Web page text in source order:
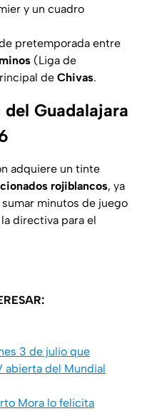
y un cuadro
pretemporada entre
(Liga de
de Chivas.
Guadalajara
adquiere un tinte
rojiblancos, ya
minutos de juego
directiva para el
3 de julio que
abierta del Mundial
Mora lo felicita